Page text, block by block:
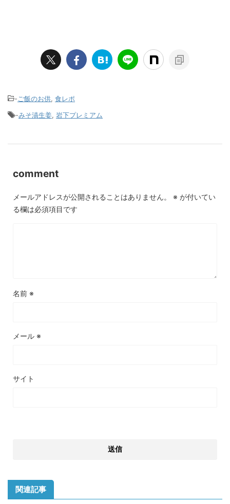
- ご飯のお供, 食レポ
-みそ漬生姜, 岩下プレミアム
comment
メールアドレスが公開されることはありません。 ※ が付いてい
る欄は必須項目です
名前 ※
メール ※
サイト
関連記事